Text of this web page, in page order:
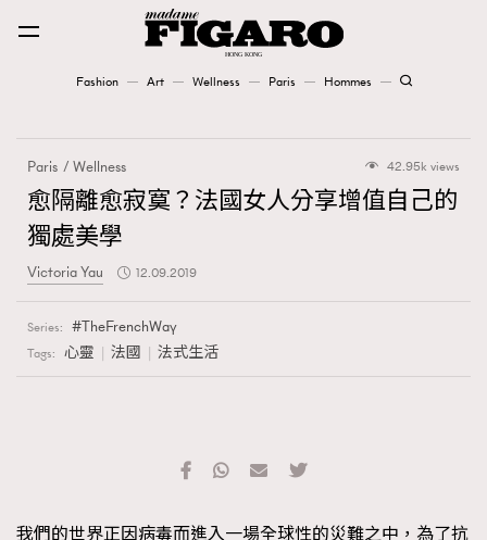
Fashion Art Wellness Paris Hommes
Art
Wellness
Paris
Karena Lam is On Our Cover
Paris Wellness 42.95k views
愈隔離愈寂寞？法國女人分享增值自己的
獨處美學
Victoria Yau 12.09.2019
Series: TheFrenchWay
Tags: 心靈 法國 法式生活
我們的世界正因病毒而進入一場全球性的災難之中，為了抗